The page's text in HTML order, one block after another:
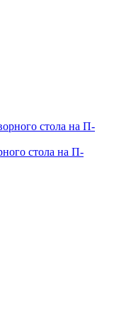
стола на П-